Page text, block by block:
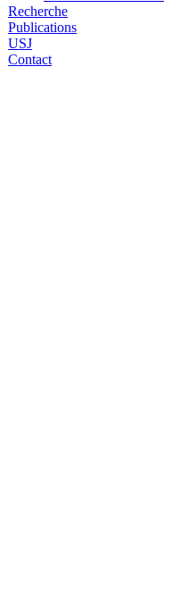
Recherche
Publications
USJ
Contact